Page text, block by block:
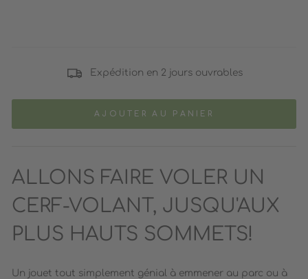
Expédition en 2 jours ouvrables
AJOUTER AU PANIER
ALLONS FAIRE VOLER UN
CERF-VOLANT, JUSQU'AUX
PLUS HAUTS SOMMETS!
Un jouet tout simplement génial à emmener au parc ou à